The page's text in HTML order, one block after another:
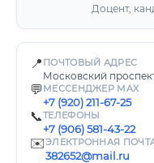
Доцент,
📍 ПОЧТОВЫЙ АДРЕС
Московский
💬 МЕССЕНДЖЕР MAX
+7 (920) 211-67-25
📞ТЕЛЕФОНЫ
+7 (906) 581-43-22
✉️ЭЛЕКТРОННАЯ
382652@mail.ru